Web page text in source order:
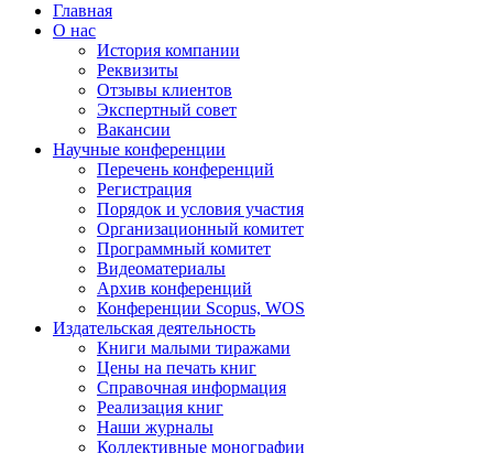
Главная
О нас
История компании
Реквизиты
Отзывы клиентов
Экспертный совет
Вакансии
Научные конференции
Перечень конференций
Регистрация
Порядок и условия участия
Организационный комитет
Программный комитет
Видеоматериалы
Архив конференций
Конференции Scopus, WOS
Издательская деятельность
Книги малыми тиражами
Цены на печать книг
Справочная информация
Реализация книг
Наши журналы
Коллективные монографии